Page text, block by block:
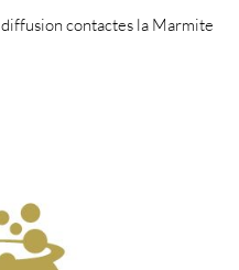
contactes la Marmite